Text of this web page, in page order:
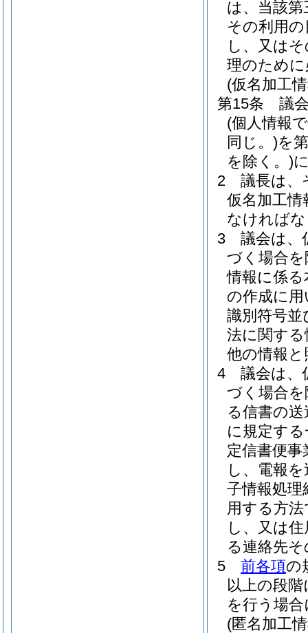
は、当該
その利用
し、又は
理のため
(仮名加工
第15条
議
(個人情報
同じ。)を
を除く。)
2
議長は、
仮名加工
なければ
3
議会は、
づく場合
情報に係
の作成に
識別符号
法に関す
他の情報
4
議会は、
づく場合
る信書の
に規定す
定信書便
し、電報
子情報処
用する方
し、又は
る連絡先
5
前各項の
以上の段
を行う場
(匿名加工